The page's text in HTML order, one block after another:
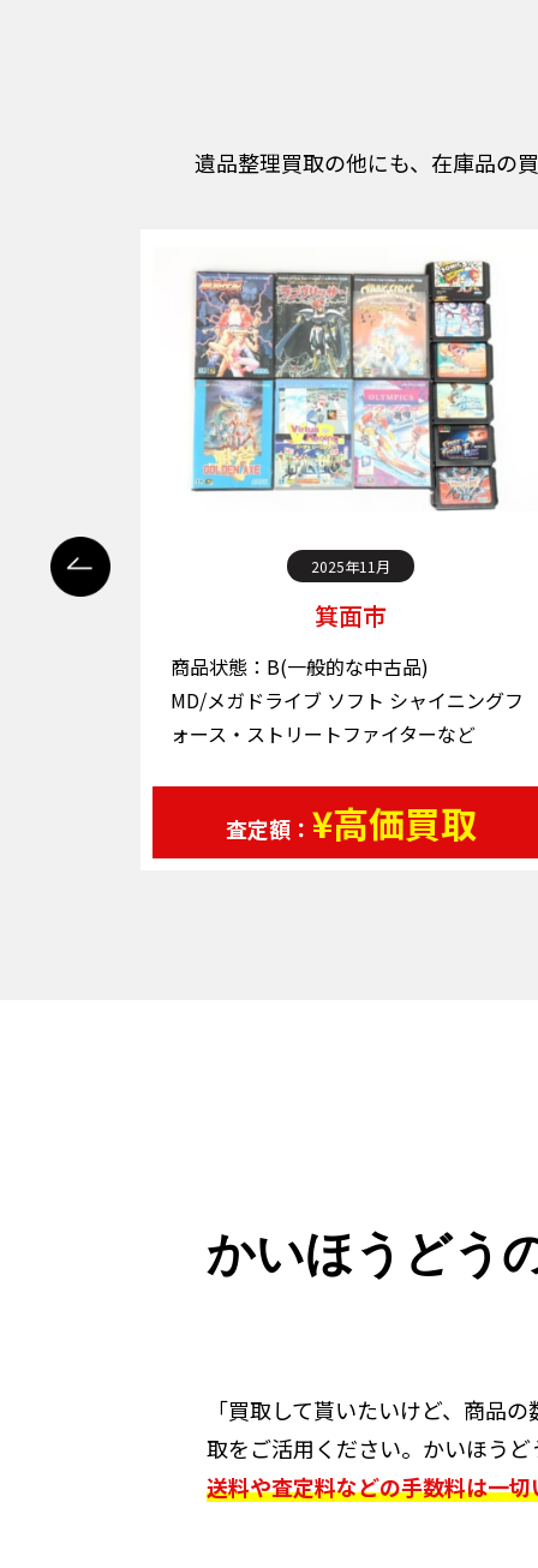
遺品整理買取の他にも、在庫品の
2025年11月
箕面市
商品状態：B(一般的な中古品)
MD/メガドライブ ソフト シャイニングフ
ォース・ストリートファイターなど
査定額： ¥高価買取
かいほうどう
「買取して貰いたいけど、商品
取をご活用ください。かいほう
送料や査定料などの手数料は一